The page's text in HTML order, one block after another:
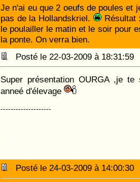
Je n'ai eu que 2 oeufs de poules et
pas de la Hollandskriel.
Résultat
le poulailler le matin et le soir pour
la ponte. On verra bien.
Posté le 22-03-2009 à
Super présentation OURGA ,je te
anneé d'élevage
--------------------
Posté le 24-03-2009 à